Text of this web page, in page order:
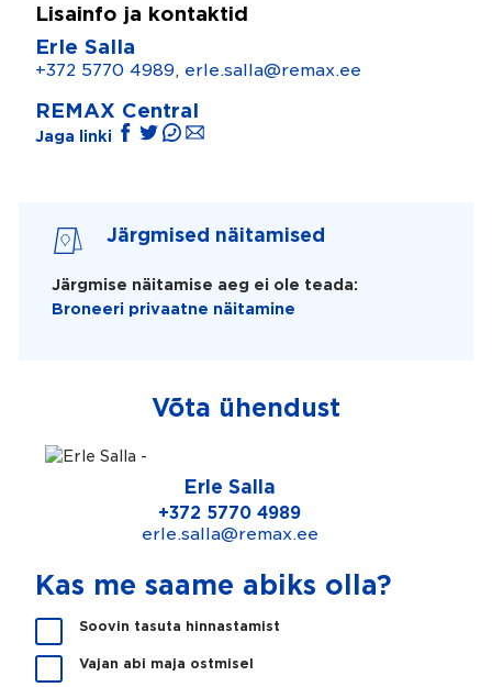
Võta ühendust
Erle Salla
+372 5770 4989
erle.salla@remax.ee
Lisainfo ja kontaktid
Erle Salla
+372 5770 4989, erle.salla@remax.ee
REMAX Central
Jaga linki
Järgmised näitamised
Järgmise näitamise aeg ei ole teada:
Broneeri privaatne näitamine
Kas me saame abiks olla?
K
a
Soovin tasuta hinnastamist
Vajan abi maja ostmisel